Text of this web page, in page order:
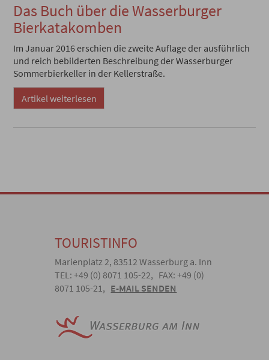
Das Buch über die Wasserburger
Bierkatakomben
Im Januar 2016 erschien die zweite Auflage der ausführlich
und reich bebilderten Beschreibung der Wasserburger
Sommerbierkeller in der Kellerstraße.
Artikel weiterlesen
TOURISTINFO
Marienplatz 2, 83512 Wasserburg a. Inn
TEL: +49 (0) 8071 105-22, FAX: +49 (0)
8071 105-21, E-MAIL SENDEN